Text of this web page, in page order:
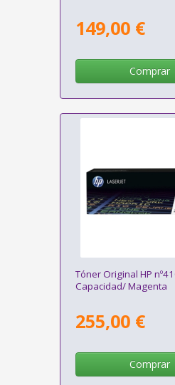
149,00 €
Comprar
Tóner Original HP
Capacidad/ Magenta
255,00 €
Comprar